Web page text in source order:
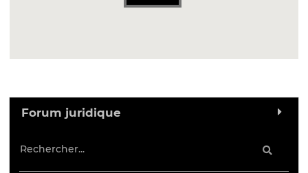
Forum juridique